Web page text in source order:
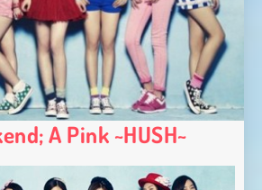
A Pink ~HUSH~